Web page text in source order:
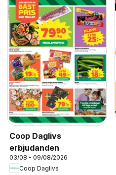
Coop Daglivs
erbjudanden
03/08 - 09/08/2026
Coop Daglivs